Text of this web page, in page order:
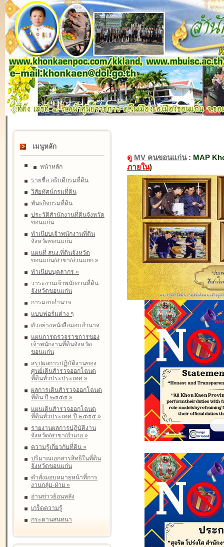
เมนูหลัก
หน้าหลัก
รายชื่อ อธิบดีกรมที่ดิน
วิสัยทัศน์กรมที่ดิน
พันธกิจกรมที่ดิน
ประวัติสำนักงานที่ดินจังหวัด
ขอนแก่น
ทำเนียบเจ้าพนักงานที่ดิน
จังหวัดขอนแก่น
แผนที่ สนง.ที่ดินจังหวัด
ขอนแก่น/สาขา/ส่วนแยก »
ทำเนียบบุคลากร »
วาระงานเจ้าพนักงานที่ดิน
จังหวัดขอนแก่น
การมอบอำนาจ
แบบฟอร์มต่าง ๆ
ตัวอย่างหนังสือมอบอำนาจ
แผนการตรวจราชการของ
เจ้าพนักงานที่ดินจังหวัด
ขอนแก่น
สรุปผลการปฏิบัติงานของ
ศูนย์เดินสำรวจออกโฉนด
ที่ดินทั่วประประเทศ »
ผลการเดินสำรวจออกโฉนด
ที่ดิน ปี ๒๕๕๕ »
แผนเดินสำรวจออกโฉนด
ที่ดินทั่วประเทศ ปี ๒๕๕๕ »
รายงานผลการปฏิบัติงาน
จังหวัด/สาขา/อำเภอ »
ความรู้เกี่ยวกับที่ดิน »
ปริมาณเอกสารสิทธิในที่ดิน
จังหวัดขอนแก่น
คำสั่งมอบหมายหน้าที่การ
งานกลุ่ม-ฝ่าย »
อ่านข่าวย้อนหลัง
เกร็ดความรู้
กระดานสนทนา
ดู MV คนขอนแก่น: MAP
ภายใน)